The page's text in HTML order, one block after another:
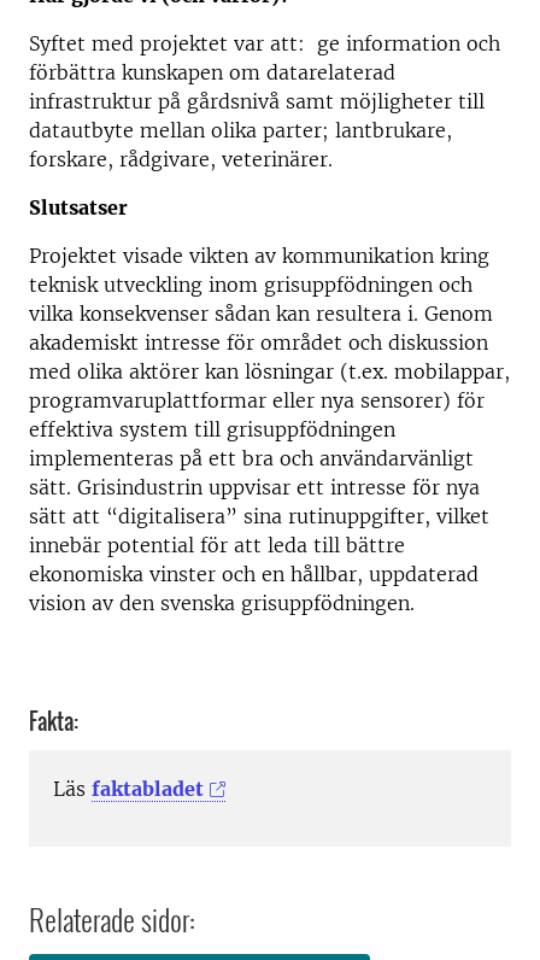
Syftet med projektet var att: ge information och
förbättra kunskapen om datarelaterad
infrastruktur på gårdsnivå samt möjligheter till
datautbyte mellan olika parter; lantbrukare,
forskare, rådgivare, veterinärer.
Slutsatser
Projektet visade vikten av kommunikation kring
teknisk utveckling inom grisuppfödningen och
vilka konsekvenser sådan kan resultera i. Genom
akademiskt intresse för området och diskussion
med olika aktörer kan lösningar (t.ex. mobilappar,
programvaruplattformar eller nya sensorer) för
effektiva system till grisuppfödningen
implementeras på ett bra och användarvänligt
sätt. Grisindustrin uppvisar ett intresse för nya
sätt att “digitalisera” sina rutinuppgifter, vilket
innebär potential för att leda till bättre
ekonomiska vinster och en hållbar, uppdaterad
vision av den svenska grisuppfödningen.
Fakta:
Läs faktabladet
Relaterade sidor: